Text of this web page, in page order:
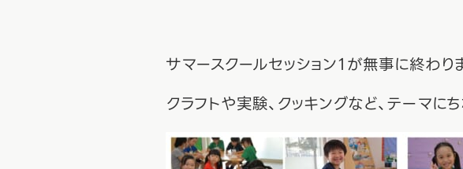
サマースクールセッション１が無事に終わり
クラフトや実験、クッキングなど、テーマ